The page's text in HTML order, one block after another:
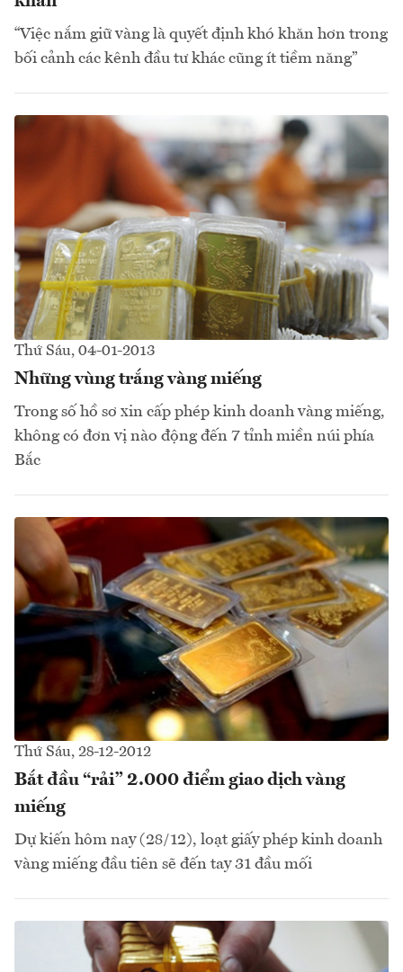
“Việc nắm giữ vàng là quyết định khó khăn hơn trong
bối cảnh các kênh đầu tư khác cũng ít tiềm năng”
Thứ Sáu, 04-01-2013
Những vùng trắng vàng miếng
Trong số hồ sơ xin cấp phép kinh doanh vàng miếng,
không có đơn vị nào động đến 7 tỉnh miền núi phía
Bắc
Thứ Sáu, 28-12-2012
Bắt đầu “rải” 2.000 điểm giao dịch vàng
miếng
Dự kiến hôm nay (28/12), loạt giấy phép kinh doanh
vàng miếng đầu tiên sẽ đến tay 31 đầu mối